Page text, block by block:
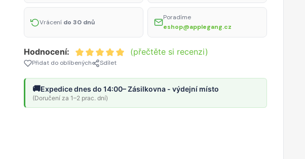
Vrácení do 30 dnů
Poradíme
eshop@applegang.cz
Hodnocení: (přečtěte si recenzi)
Přidat do oblíbených Sdílet
🚚Expedice dnes do 14:00– Zásilkovna - výdejní místo
(Doručení za 1–2 prac. dní)